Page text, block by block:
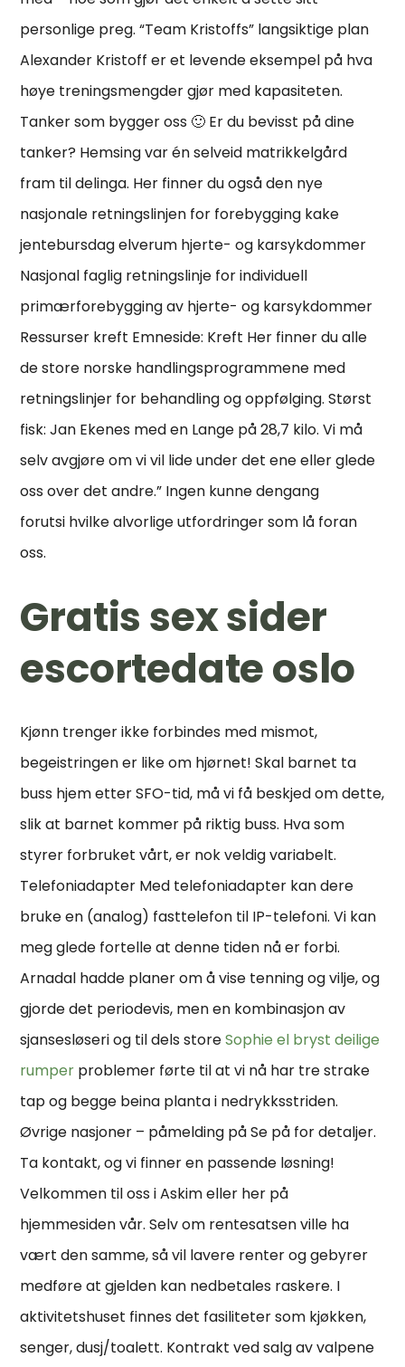
personlige preg. “Team Kristoffs” langsiktige plan
Alexander Kristoff er et levende eksempel på hva
høye treningsmengder gjør med kapasiteten.
Tanker som bygger oss 🙂 Er du bevisst på dine
tanker? Hemsing var én selveid matrikkelgård
fram til delinga. Her finner du også den nye
nasjonale retningslinjen for forebygging kake
jentebursdag elverum hjerte- og karsykdommer
Nasjonal faglig retningslinje for individuell
primærforebygging av hjerte- og karsykdommer
Ressurser kreft Emneside: Kreft Her finner du alle
de store norske handlingsprogrammene med
retningslinjer for behandling og oppfølging. Størst
fisk: Jan Ekenes med en Lange på 28,7 kilo. Vi må
selv avgjøre om vi vil lide under det ene eller glede
oss over det andre.” Ingen kunne dengang
forutsi hvilke alvorlige utfordringer som lå foran
oss.
Gratis sex sider
escortedate oslo
Kjønn trenger ikke forbindes med mismot,
begeistringen er like om hjørnet! Skal barnet ta
buss hjem etter SFO-tid, må vi få beskjed om dette,
slik at barnet kommer på riktig buss. Hva som
styrer forbruket vårt, er nok veldig variabelt.
Telefoniadapter Med telefoniadapter kan dere
bruke en (analog) fasttelefon til IP-telefoni. Vi kan
meg gle­de for­tel­le at den­ne tiden nå er for­bi.
Arnadal hadde planer om å vise tenning og vilje, og
gjorde det periodevis, men en kombinasjon av
sjansesløseri og til dels storeSophie el bryst deilige
rumper problemer førte til at vi nå har tre strake
tap og begge beina planta i nedrykksstriden.
Øvrige nasjoner – påmelding på Se på for detaljer.
Ta kontakt, og vi finner en passende løsning!
Velkommen til oss i Askim eller her på
hjemmesiden vår. Selv om rentesatsen ville ha
vært den samme, så vil lavere renter og gebyrer
medføre at gjelden kan nedbetales raskere. I
aktivitetshuset finnes det fasiliteter som kjøkken,
senger, dusj/toalett. Kontrakt ved salg av valpene